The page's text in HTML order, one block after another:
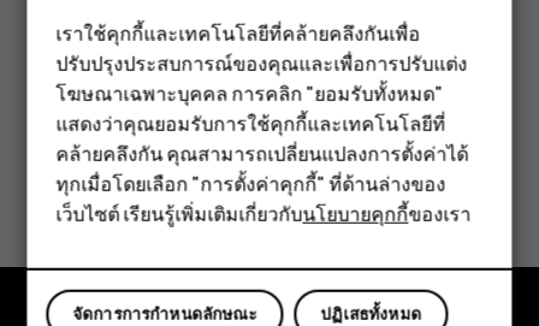
สมาร์ทโฟน
ฟีเจอร์โฟน
อุปกรณ์เสริม
แท็บเล็ต
ข้อมูลนี้มีประโยชน์กับคุณหรือไม่
เราใช้คุกกี้และเทคโนโลยีที่คล้ายคลึงกันเพื่อ
ปรับปรุงประสบการณ์ของคุณและเพื่อการปรับแต่ง
โฆษณาเฉพาะบุคคล การคลิก "ยอมรับทั้งหมด"
แสดงว่าคุณยอมรับการใช้คุกกี้และเทคโนโลยีที่
คล้ายคลึงกัน คุณสามารถเปลี่ยนแปลงการตั้งค่าได้
ทุกเมื่อโดยเลือก "การตั้งค่าคุกกี้" ที่ด้านล่างของ
เว็บไซต์ เรียนรู้เพิ่มเติมเกี่ยวกับนโยบายคุกกี้ของเรา
ปฏิเสธทั้งหมด
จัดการการกำหนดลักษณะ